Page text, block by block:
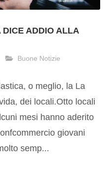
ADDIO ALLA
Buone Notizie
o meglio, la La
dei locali.Otto locali
mesi hanno aderito
giovani
semp...